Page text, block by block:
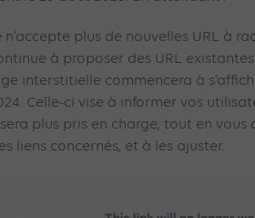
n’accepte plus de nouvelles URL à
à proposer des URL existantes.
interstitielle commencera à
Celle-ci vise à informer vos
sera plus pris en charge, tout en vous
liens concernés, et à les ajuster.